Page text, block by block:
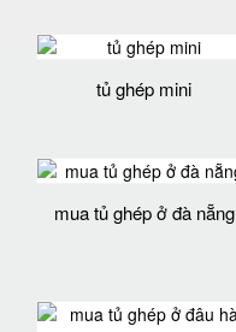
tủ ghép mini
mua tủ ghép ở đà nẵng